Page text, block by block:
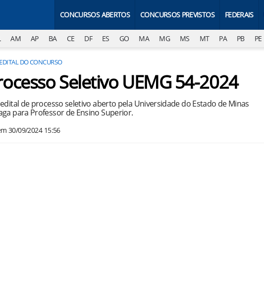
CONCURSOS ABERTOS CONCURSOS PREVISTOS FEDERAIS
AM AP BA CE DF ES GO MA MG MS MT PA PB PE
EDITAL DO CONCURSO
Seletivo UEMG 54-2024
de processo seletivo aberto pela Universidade do Estado de Minas
para Professor de Ensino Superior.
30/09/2024 15:56